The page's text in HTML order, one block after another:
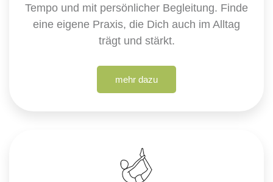
Tempo und mit persönlicher Begleitung. Finde
eine eigene Praxis, die Dich auch im Alltag
trägt und stärkt.
mehr dazu